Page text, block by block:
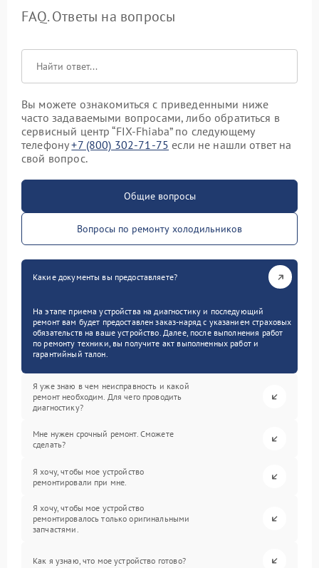
FAQ. Ответы на вопросы
Вы можете ознакомиться с приведенными ниже
часто задаваемыми вопросами, либо обратиться в
сервисный центр “FIX-Fhiaba” по следующему
телефону+7 (800) 302-71-75 если не нашли ответ на
свой вопрос.
Общие вопросы
Вопросы по ремонту холодильников
Какие документы вы предоставляете?
На этапе приема устройства на диагностику и последующий
ремонт вам будет предоставлен заказ-наряд с указанием страховых
обязательств на ваше устройство. Далее, после выполнения работ
по ремонту техники, вы получите акт выполненных работ и
гарантийный талон.
Я уже знаю в чем неисправность и какой
ремонт необходим. Для чего проводить
диагностику?
Мне нужен срочный ремонт. Сможете
сделать?
Я хочу, чтобы мое устройство
ремонтировали при мне.
Я хочу, чтобы мое устройство
ремонтировалось только оригинальными
запчастями.
Как я узнаю, что мое устройство готово?